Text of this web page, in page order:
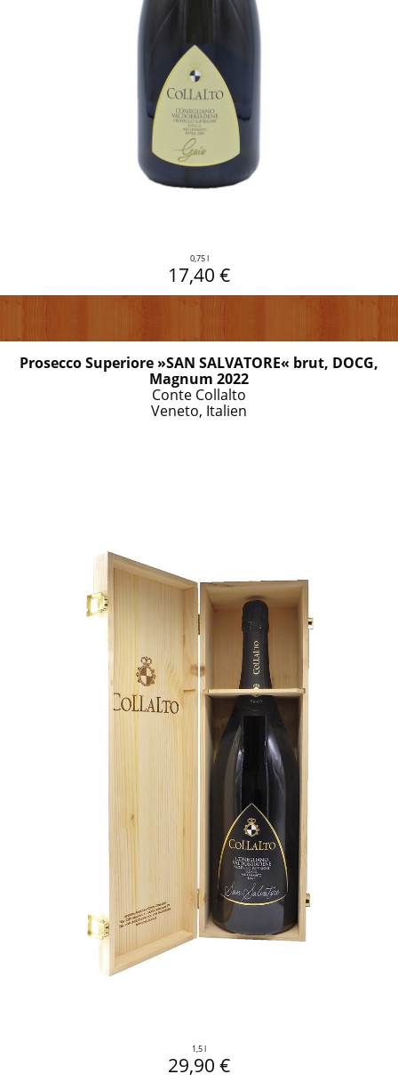
0,75 l
17,40 €
Prosecco Superiore »SAN SALVATORE« brut, DOCG,
Magnum 2022
Conte Collalto
Veneto, Italien
1,5 l
29,90 €